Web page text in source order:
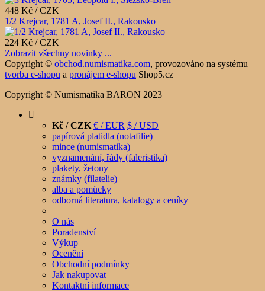
448 Kč / CZK
1/2 Krejcar, 1781 A, Josef II., Rakousko
224 Kč / CZK
Zobrazit všechny novinky ...
Copyright © obchod.numismatika.com, provozováno na systému
tvorba e-shopu a pronájem e-shopu Shop5.cz
Copyright © Numismatika BARON 2023
Kč / CZK € / EUR $ / USD
papírová platidla (notafilie)
mince (numismatika)
vyznamenání, řády (faleristika)
plakety, žetony
známky (filatelie)
alba a pomůcky
odborná literatura, katalogy a ceníky
O nás
Poradenství
Výkup
Ocenění
Obchodní podmínky
Jak nakupovat
Kontaktní informace